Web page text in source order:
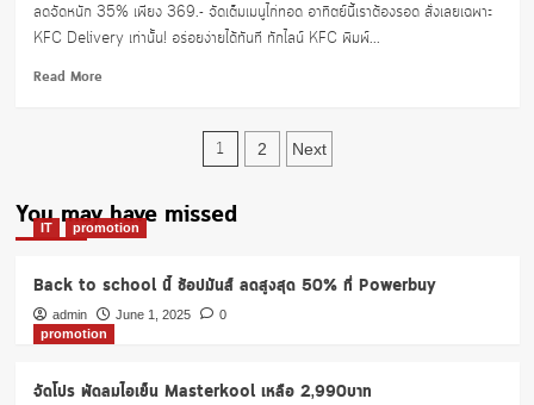
ลดจัดหนัก 35% เพียง 369.- จัดเต็มเมนูไก่ทอด อาทิตย์นี้เราต้องรอด สั่งเลยเฉพาะ
KFC Delivery เท่านั้น! อร่อยง่ายได้ทันที ทักไลน์ KFC พิมพ์...
Read MoreRead
ใหม่
KFC
369
บาท
Posts
1 2 Next
You may have missed
IT promotion
Back to school นี้ ช้อปมันส์ ลดสูงสุด 50% ที่ Powerbuy
admin June 1, 2025
0
promotion
จัดโปร พัดลมไอเย็น Masterkool เหลือ 2,990บาท